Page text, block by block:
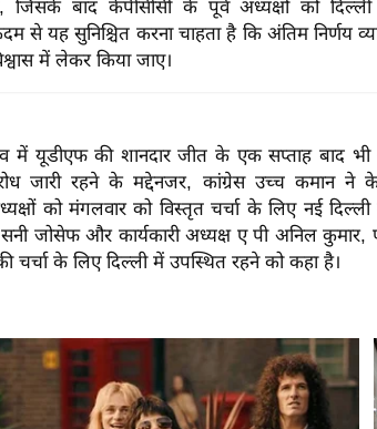
जिसके बाद केपीसीसी के पूर्व अध्यक्षों को
से यह सुनिश्चित करना चाहता है कि अंतिम निर्णय
में लेकर किया जाए।
में यूडीएफ की शानदार जीत के एक सप्ताह बाद
जारी रहने के मद्देनजर, कांग्रेस उच्च कमान ने
को मंगलवार को विस्तृत चर्चा के लिए नई
सनी जोसेफ और कार्यकारी अध्यक्ष ए पी अनिल
चर्चा के लिए दिल्ली में उपस्थित रहने को कहा है।